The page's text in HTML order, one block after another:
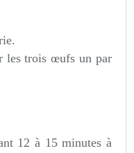
les trois œufs un par
12 à 15 minutes à